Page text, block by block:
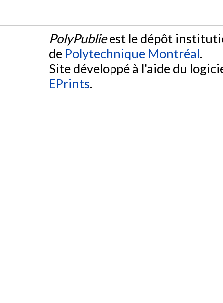
PolyPublieest le dépôt
de Polytechnique Montréal.
Site développé à l'aide du
EPrints.